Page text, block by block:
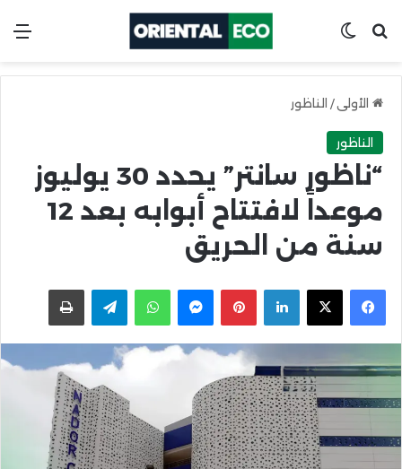
ابحث عنSwitch skin
الأولى / الناظور
الناظور
“ناظور سانتر” يحدد 30 يوليوز
موعداً لافتتاح أبوابه بعد 12
سنة من الحريق
Facebook
X
LinkedIn
Pinterest
Messenger
WhatsApp
Telegramاطبعها